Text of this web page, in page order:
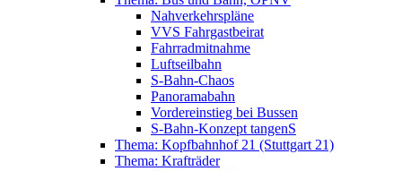
Nahverkehrspläne
VVS Fahrgastbeirat
Fahrradmitnahme
Luftseilbahn
S-Bahn-Chaos
Panoramabahn
Vordereinstieg bei Bussen
S-Bahn-Konzept tangenS
Thema: Kopfbahnhof 21 (Stuttgart 21)
Thema: Krafträder